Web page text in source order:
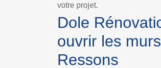
votre projet.
Dole
ouvrir les
Ressons